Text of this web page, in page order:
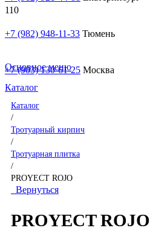
+7 (982) 948-11-33 Тюмень
+7 (903) 130-61-25 Москва
Основное меню
Каталог
Каталог
/
Тротуарный кирпич
/
Тротуарная плитка
/
PROYECT ROJO
Вернуться
PROYECT ROJO